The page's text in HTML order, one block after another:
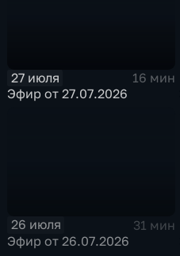
27 июля
16 мин
Эфир от 27.07.2026
26 июля
31 мин
Эфир от 26.07.2026